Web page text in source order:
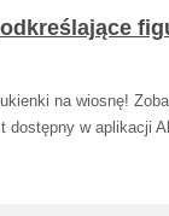
na wiosnę!
w aplikacji